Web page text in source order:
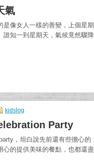
氣
是像女人一樣的善變，上個星
知一到星期天，氣候竟然驟降
kidslog
Party
，坦白說先前還有些擔心
心的提供美味的餐點，也都還